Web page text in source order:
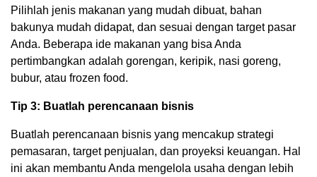
Pilihlah jenis makanan yang mudah dibuat, bahan
bakunya mudah didapat, dan sesuai dengan target pasar
Anda. Beberapa ide makanan yang bisa Anda
pertimbangkan adalah gorengan, keripik, nasi goreng,
bubur, atau frozen food.
Tip 3: Buatlah perencanaan bisnis
Buatlah perencanaan bisnis yang mencakup strategi
pemasaran, target penjualan, dan proyeksi keuangan. Hal
ini akan membantu Anda mengelola usaha dengan lebih